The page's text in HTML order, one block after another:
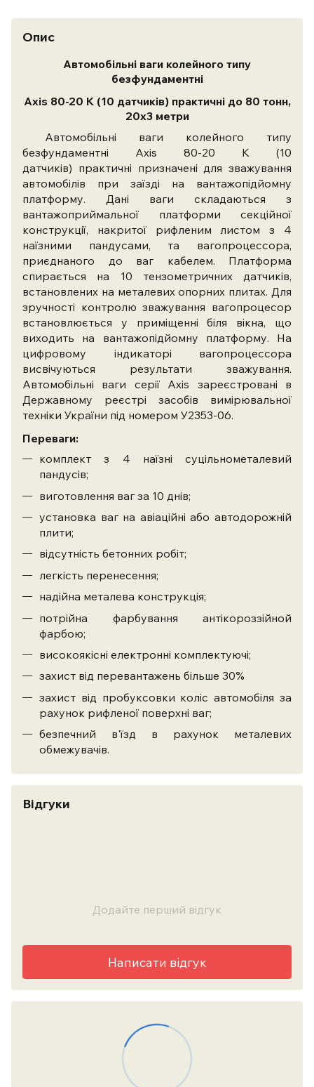
Опис
Автомобільні ваги колейного типу
безфундаментні
Axis 80-20 К (10 датчиків) практичні до 80 тонн,
20х3 метри
Автомобільні ваги колейного типу
безфундаментні Axis 80-20 К (10
датчиків) практичні призначені для зважування
автомобілів при заїзді на вантажопідйомну
платформу. Дані ваги складаються з
вантажоприймальної платформи секційної
конструкції, накритої рифленим листом з 4
наїзними пандусами, та вагопроцессора,
приєднаного до ваг кабелем. Платформа
спирається на 10 тензометричних датчиків,
встановлених на металевих опорних плитах. Для
зручності контролю зважування вагопроцесор
встановлюється у приміщенні біля вікна, що
виходить на вантажопідйомну платформу. На
цифровому індикаторі вагопроцессора
висвічуються результати зважування.
Автомобільні ваги серії Axis зареєстровані в
Державному реєстрі засобів вимірювальної
техніки України під номером У2353-06.
Переваги:
комплект з 4 наїзні суцільнометалевий
пандусів;
виготовлення ваг за 10 днів;
установка ваг на авіаційні або автодорожній
плити;
відсутність бетонних робіт;
легкість перенесення;
надійна металева конструкція;
потрійна фарбування антікороззійной
фарбою;
високоякісні електронні комплектуючі;
захист від перевантажень більше 30%
захист від пробуксовки коліс автомобіля за
рахунок рифленої поверхні ваг;
безпечний в'їзд в рахунок металевих
обмежувачів.
Відгуки
Додайте перший відгук
Написати відгук